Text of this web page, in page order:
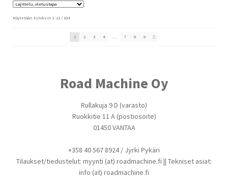
Näytetään tulokset 1–12 / 104
1 2 3 4 … 7 8 9
Road Machine Oy
Rullakuja 9 D (varasto)
Ruokkitie 11 A (postiosoite)
01450 VANTAA
+358 40 567 8924 / Jyrki Pykäri
Tilaukset/tiedustelut: myynti (at) roadmachine.fi || Tekniset asiat:
info (at) roadmachine.fi